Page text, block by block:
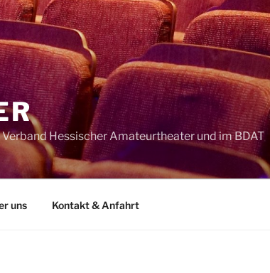
Hessischer Amateurtheater und im BDAT
uns Kontakt & Anfahrt